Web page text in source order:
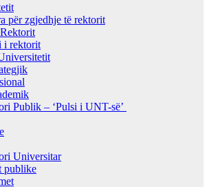
për zgjedhje të rektorit
i rektorit
Publik – ‘Pulsi i UNT-së’
Universitar
publike